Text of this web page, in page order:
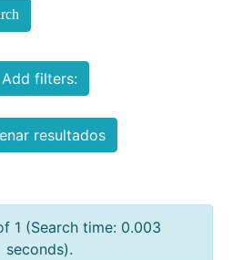
Add filters:
resultados
1 (Search time: 0.003
seconds).